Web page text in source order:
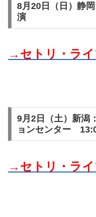
8月20日（日）静
演
→セトリ・ラ
9月2日（土）新潟
ョンセンター
→セトリ・ラ